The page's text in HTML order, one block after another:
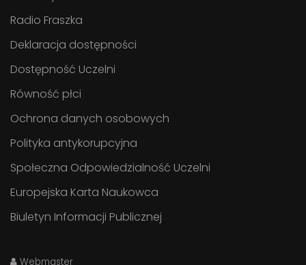
Radio Fraszka
Deklaracja dostępności
Dostępność Uczelni
Równość płci
Ochrona danych osobowych
Polityka antykorupcyjna
Społeczna Odpowiedzialność Uczelni
Europejska Karta Naukowca
Biuletyn Informacji Publicznej
Webmaster